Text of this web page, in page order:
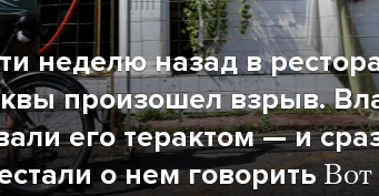
неделю назад в
произошел взрыв.
его терактом — и
о нем говорить Вот